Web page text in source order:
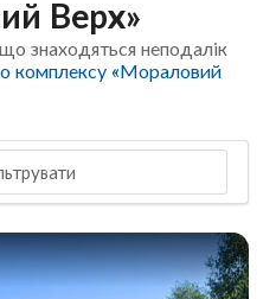
Верх»
знаходяться неподалік
комплексу «Мораловий